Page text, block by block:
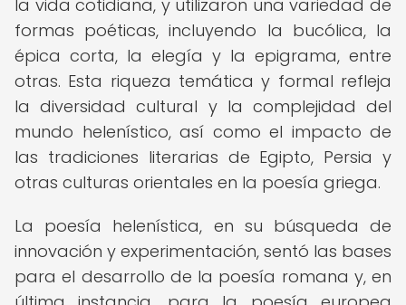
la vida cotidiana, y utilizaron una variedad de
formas poéticas, incluyendo la bucólica, la
épica corta, la elegía y la epigrama, entre
otras. Esta riqueza temática y formal refleja
la diversidad cultural y la complejidad del
mundo helenístico, así como el impacto de
las tradiciones literarias de Egipto, Persia y
otras culturas orientales en la poesía griega.
La poesía helenística, en su búsqueda de
innovación y experimentación, sentó las bases
para el desarrollo de la poesía romana y, en